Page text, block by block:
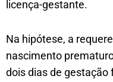
licença-gestante.
Na hipótese, a
nascimento
dois dias de